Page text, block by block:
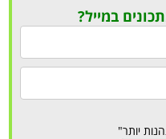
במייל?
יותר"